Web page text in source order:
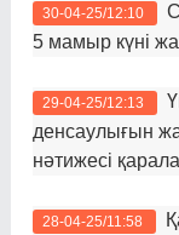
30-04-25/12:10
5 мамыр күні
29-04-25/12:13
денсаулығын
нәтижесі
28-04-25/11:58